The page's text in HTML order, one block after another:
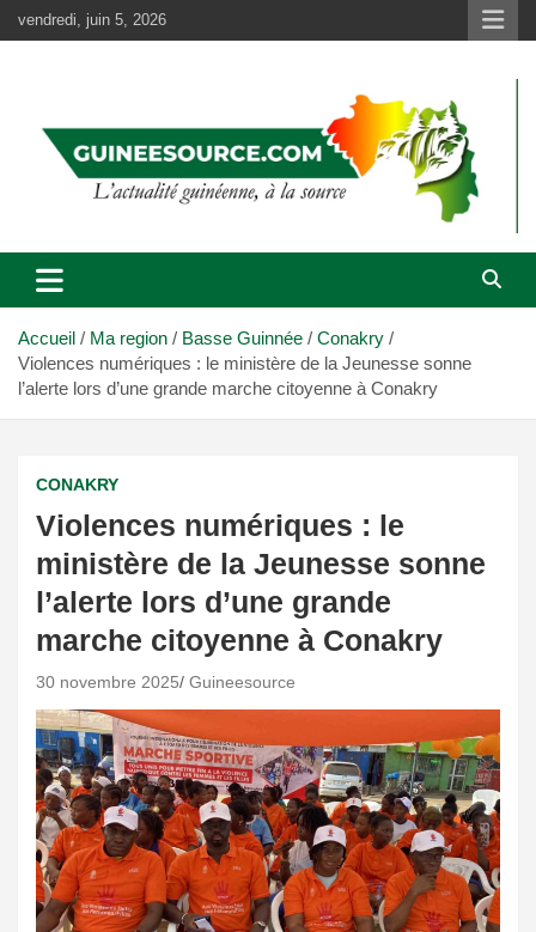
au
vendredi, juin 5, 2026
Accueil Ma region Basse Guinnée
Conakry
Violences numériques : le ministère de la Jeunesse sonne
l’alerte lors d’une grande marche citoyenne à Conakry
CONAKRY
Violences numériques : le
ministère de la Jeunesse sonne
l’alerte lors d’une grande
marche citoyenne à Conakry
30 novembre 2025 Guineesource